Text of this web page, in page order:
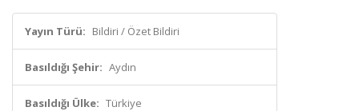
Yayın Türü: Bildiri / Özet Bildiri
Basıldığı Şehir: Aydın
Basıldığı Ülke: Türkiye